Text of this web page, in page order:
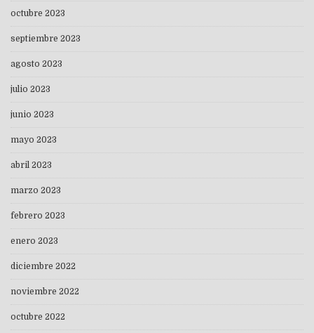
octubre 2023
septiembre 2023
agosto 2023
julio 2023
junio 2023
mayo 2023
abril 2023
marzo 2023
febrero 2023
enero 2023
diciembre 2022
noviembre 2022
octubre 2022